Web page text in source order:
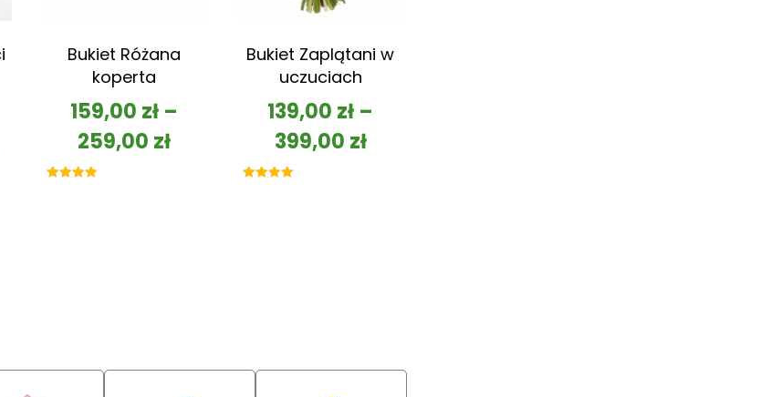
Bukiet Różana
koperta
159,00 zł –
259,00 zł
Bukiet Zaplątani w
uczuciach
139,00 zł –
399,00 zł